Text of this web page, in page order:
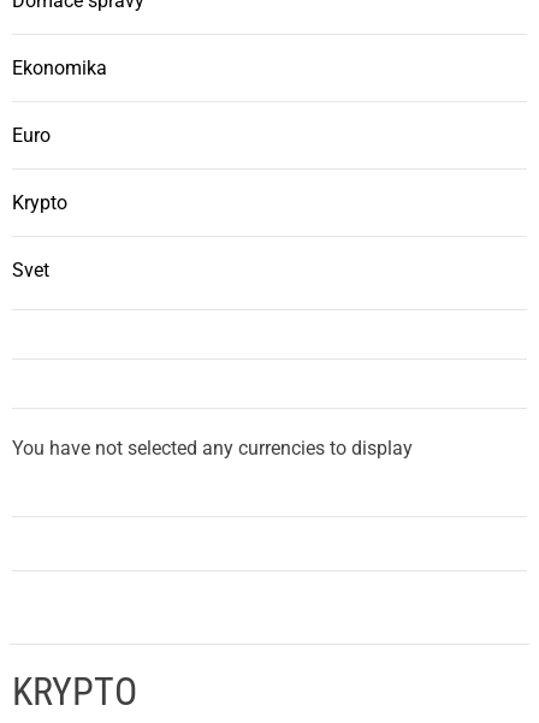
Ekonomika
Euro
Krypto
Svet
You have not selected any currencies to display
KRYPTO